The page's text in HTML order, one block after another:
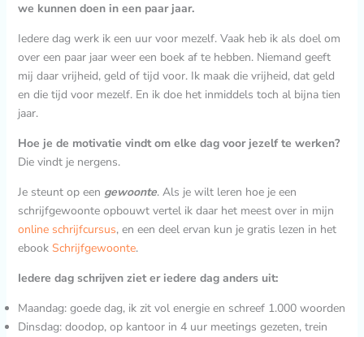
we kunnen doen in een paar jaar.
Iedere dag werk ik een uur voor mezelf. Vaak heb ik als doel om
over een paar jaar weer een boek af te hebben. Niemand geeft
mij daar vrijheid, geld of tijd voor. Ik maak die vrijheid, dat geld
en die tijd voor mezelf. En ik doe het inmiddels toch al bijna tien
jaar.
Hoe je de motivatie vindt om elke dag voor jezelf te werken?
Die vindt je nergens.
Je steunt op een gewoonte. Als je wilt leren hoe je een
schrijfgewoonte opbouwt vertel ik daar het meest over in mijn
online schrijfcursus, en een deel ervan kun je gratis lezen in het
ebook Schrijfgewoonte.
Iedere dag schrijven ziet er iedere dag anders uit:
Maandag: goede dag, ik zit vol energie en schreef 1.000 woorden
Dinsdag: doodop, op kantoor in 4 uur meetings gezeten, trein